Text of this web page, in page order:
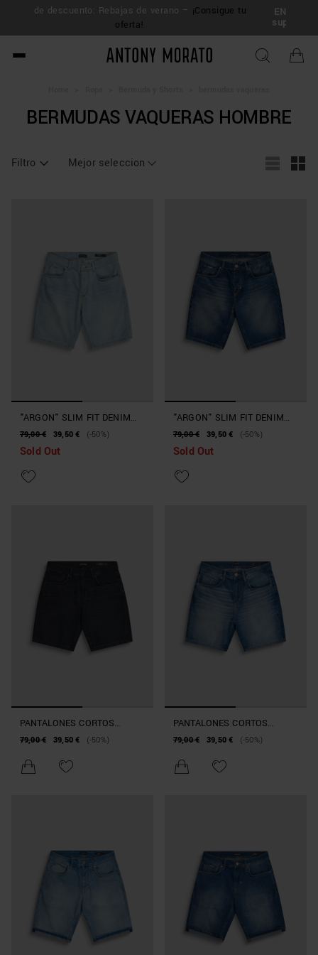
50% de descuento: Rebajas de verano –¡Consigue tu
Antony Morato - Official
BERMUDAS VAQUERAS HOMBRE
Filtro Mejor seleccion
"ARGON" SLIM FIT DENIM
SHORTS
79,00 € 39,50 € (-50%)
Sold Out
"ARGON" SLIM FIT DENIM
SHORTS
79,00 € 39,50 € (-50%)
Sold Out
PANTALONES CORTOS
REGULAR FIT «TOM» DE
79,00 € 39,50 € (-50%)
PANTALONES CORTOS
REGULAR FIT DE TEJIDO
79,00 € 39,50 € (-50%)